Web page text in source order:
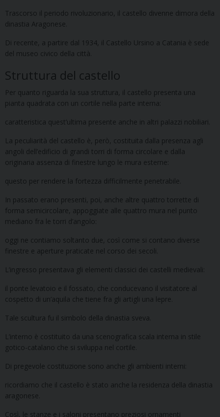
Trascorso il periodo rivoluzionario, il castello divenne dimora della
dinastia Aragonese.
Di recente, a partire dal 1934, il Castello Ursino a Catania è sede
del museo civico della città.
Struttura del castello
Per quanto riguarda la sua struttura, il castello presenta una
pianta quadrata con un cortile nella parte interna:
caratteristica quest’ultima presente anche in altri palazzi nobiliari.
La peculiarità del castello è, però, costituita dalla presenza agli
angoli dell’edificio di grandi torri di forma circolare e dalla
originaria assenza di finestre lungo le mura esterne:
questo per rendere la fortezza difficilmente penetrabile.
In passato erano presenti, poi, anche altre quattro torrette di
forma semicircolare, appoggiate alle quattro mura nel punto
mediano fra le torri d’angolo:
oggi ne contiamo soltanto due, così come si contano diverse
finestre e aperture praticate nel corso dei secoli.
L’ingresso presentava gli elementi classici dei castelli medievali:
il ponte levatoio e il fossato, che conducevano il visitatore al
cospetto di un’aquila che tiene fra gli artigli una lepre.
Tale scultura fu il simbolo della dinastia sveva.
L’interno è costituito da una scenografica scala interna in stile
gotico-catalano che si sviluppa nel cortile.
Di pregevole costituzione sono anche gli ambienti interni:
ricordiamo che il castello è stato anche la residenza della dinastia
aragonese.
Così, le stanze e i saloni presentano preziosi ornamenti